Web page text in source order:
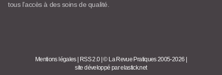
tous l’accès à des soins de qualité.
Mentions légales RSS 2.0 |© La Revue Pratiques 2005-2026
site développé par elastick.net